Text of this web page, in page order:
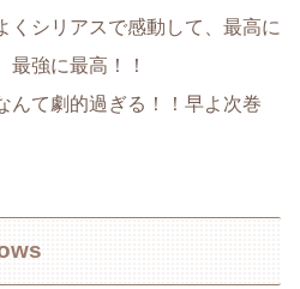
くシリアスで感動して、最高に
最強に最高！！
んて劇的過ぎる！！早よ次巻